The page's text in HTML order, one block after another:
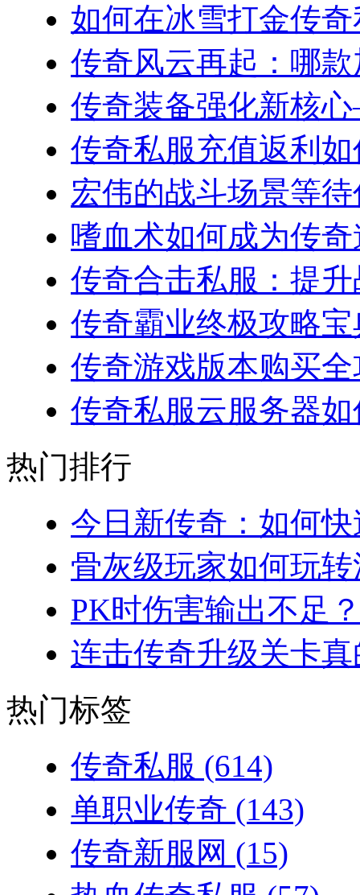
如何在冰雪打金传
传奇风云再起：哪
传奇装备强化新核
传奇私服充值返利
宏伟的战斗场景等
嗜血术如何成为传
传奇合击私服：提
传奇霸业终极攻略
传奇游戏版本购买
传奇私服云服务器
热门排行
今日新传奇：如何
骨灰级玩家如何玩
PK时伤害输出不足
连击传奇升级关卡
热门标签
传奇私服 (614)
单职业传奇 (143)
传奇新服网 (15)